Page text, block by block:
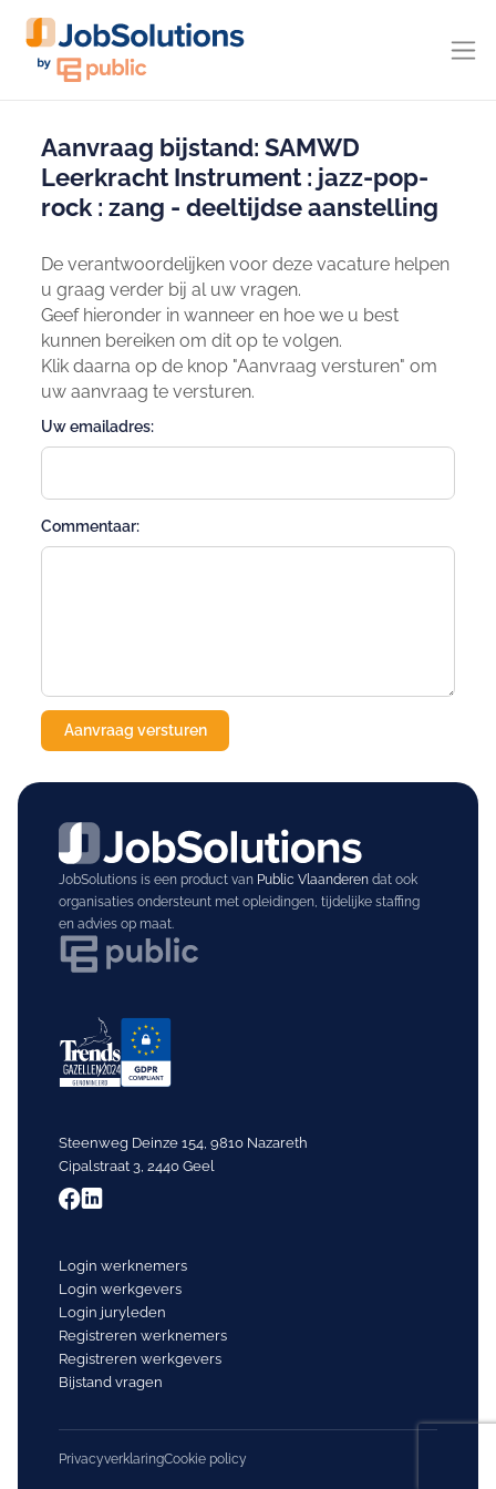
Aanvraag bijstand: SAMWD
Leerkracht Instrument : jazz-pop-
rock : zang - deeltijdse aanstelling
De verantwoordelijken voor deze vacature helpen
u graag verder bij al uw vragen.
Geef hieronder in wanneer en hoe we u best
kunnen bereiken om dit op te volgen.
Klik daarna op de knop "Aanvraag versturen" om
uw aanvraag te versturen.
Uw emailadres:
Commentaar:
JobSolutions is een product van Public Vlaanderendat ook
organisaties ondersteunt met opleidingen, tijdelijke staffing
en advies op maat.
Steenweg Deinze 154, 9810 Nazareth
Cipalstraat 3, 2440 Geel
Login werknemers
Login werkgevers
Login juryleden
Registreren werknemers
Registreren werkgevers
Bijstand vragen
PrivacyverklaringCookie policy